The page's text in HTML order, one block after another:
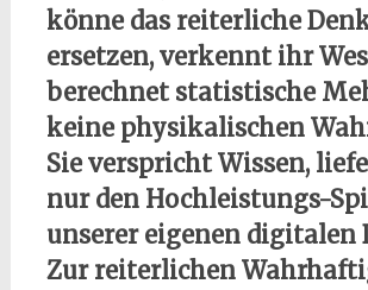
könne das reiterliche
ersetzen, verkennt ihr
berechnet statistische
keine physikalischen
Sie verspricht Wissen,
nur den Hochleistungs-
unserer eigenen digitalen
Zur reiterlichen